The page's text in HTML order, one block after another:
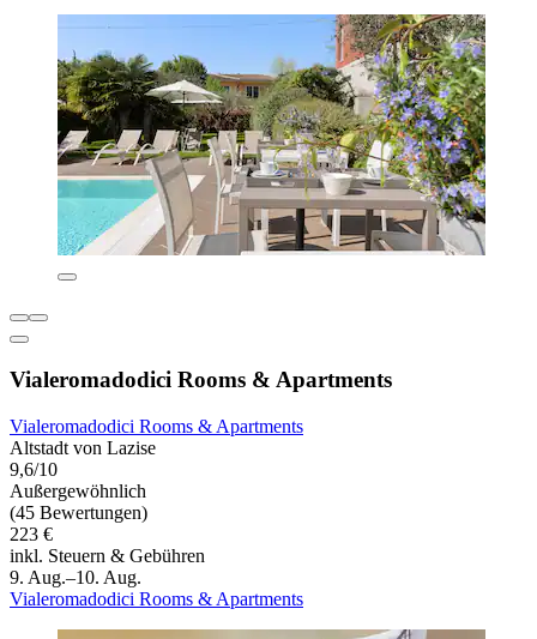
Vialeromadodici Rooms & Apartments
Vialeromadodici Rooms & Apartments
Altstadt von Lazise
9,6/10
Außergewöhnlich
(45 Bewertungen)
223 €
inkl. Steuern & Gebühren
9. Aug.–10. Aug.
Vialeromadodici Rooms & Apartments